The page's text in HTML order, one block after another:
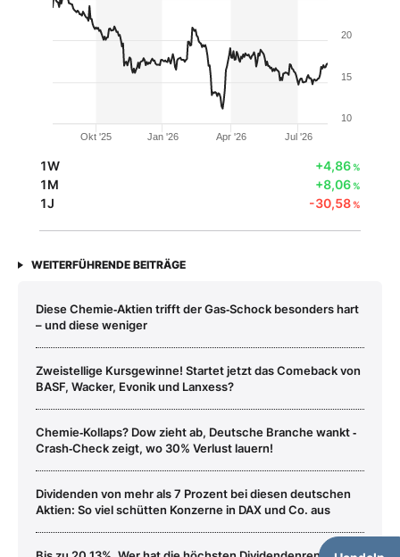
Okt '25 Jan '26 Apr '26 Jul '26
10
15
20
1W +4,86%
1M +8,06%
1J -30,58%
WEITERFÜHRENDE BEITRÄGE
Diese Chemie‑Aktien trifft der Gas‑Schock besonders hart
– und diese weniger
Zweistellige Kursgewinne! Startet jetzt das Comeback von
BASF, Wacker, Evonik und Lanxess?
Chemie‑Kollaps? Dow zieht ab, Deutsche Branche wankt ‑
Crash‑Check zeigt, wo 30% Verlust lauern!
Dividenden von mehr als 7 Prozent bei diesen deutschen
Aktien: So viel schütten Konzerne in DAX und Co. aus